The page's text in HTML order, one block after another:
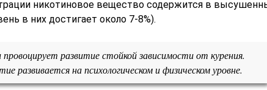
никотиновое вещество содержится в
в них достигает около 7-8%).
развитие стойкой зависимости от курения.
развивается на психологическом и физическом уровне.